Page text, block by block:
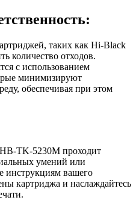
таких как Hi-Black
количество отходов.
с использованием
минимизируют
обеспечивая при этом
TK-5230M проходит
умений или
инструкциям вашего
картриджа и наслаждайтесь